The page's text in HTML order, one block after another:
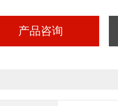
产品咨询